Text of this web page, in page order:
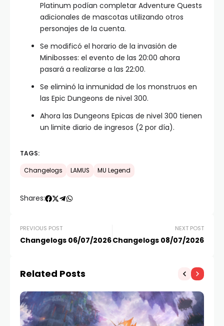
Platinum podían completar Adventure Quests
adicionales de mascotas utilizando otros
personajes de la cuenta.
Se modificó el horario de la invasión de
Minibosses: el evento de las 20:00 ahora
pasará a realizarse a las 22:00.
Se eliminó la inmunidad de los monstruos en
las Epic Dungeons de nivel 300.
Ahora las Dungeons Epicas de nivel 300 tienen
un limite diario de ingresos (2 por día).
TAGS:
Changelogs LAMUS MU Legend
Shares:
PREVIOUS POST
Changelogs 06/07/2026
NEXT POST
Changelogs 08/07/2026
Related Posts